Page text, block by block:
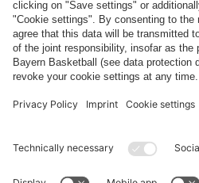
FC Bayern Store App
RECESSO